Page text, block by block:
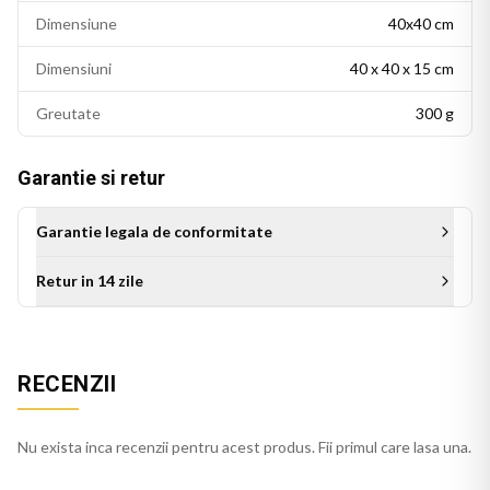
Este potrivita si ca idee de cadou pentru persoanele cu un
Perna alba mata se integreaza usor in decorul casei, pe orice
Dimensiune 40x40 cm
Dimensiuni 40 x 40 x 15 cm
Greutate 300 g
Garantie si retur
Garantie legala de conformitate
Retur in 14 zile
RECENZII
Nu exista inca recenzii pentru acest produs. Fii primul care lasa una.